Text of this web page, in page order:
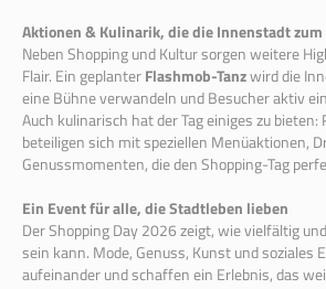
Aktionen & Kulinarik, die die Innenstadt zum
Neben Shopping und Kultur sorgen weitere
Flair. Ein geplanterFlashmob-Tanzwird die
eine Bühne verwandeln und Besucher aktiv
Auch kulinarisch hat der Tag einiges zu
beteiligen sich mit speziellen Menüaktionen,
Genussmomenten, die den Shopping-Tag
Ein Event für alle, die Stadtleben lieben
Der Shopping Day 2026 zeigt, wie vielfältig
sein kann. Mode, Genuss, Kunst und soziales
aufeinander und schaffen ein Erlebnis, das